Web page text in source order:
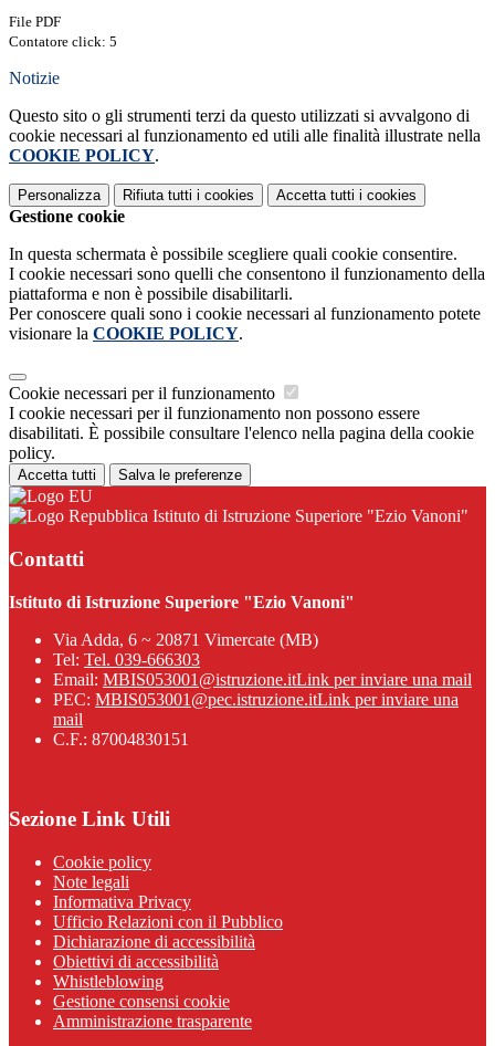
File PDF
Contatore click: 5
Notizie
Questo sito o gli strumenti terzi da questo utilizzati si avvalgono di
cookie necessari al funzionamento ed utili alle finalità illustrate nella
COOKIE POLICY.
Personalizza Rifiuta tutti i cookies Accetta tutti i cookies
Gestione cookie
In questa schermata è possibile scegliere quali cookie consentire.
I cookie necessari sono quelli che consentono il funzionamento della
piattaforma e non è possibile disabilitarli.
Per conoscere quali sono i cookie necessari al funzionamento potete
visionare la COOKIE POLICY.
Cookie necessari per il funzionamento
I cookie necessari per il funzionamento non possono essere
disabilitati. È possibile consultare l'elenco nella pagina della cookie
policy.
Accetta tutti Salva le preferenze
Istituto di Istruzione Superiore "Ezio Vanoni"
Contatti
Istituto di Istruzione Superiore "Ezio Vanoni"
Via Adda, 6 ~ 20871 Vimercate (MB)
Tel: Tel. 039-666303
Email: MBIS053001@istruzione.itLink per inviare una mail
PEC: MBIS053001@pec.istruzione.itLink per inviare una
mail
C.F.: 87004830151
Sezione Link Utili
Cookie policy
Note legali
Informativa Privacy
Ufficio Relazioni con il Pubblico
Dichiarazione di accessibilità
Obiettivi di accessibilità
Whistleblowing
Gestione consensi cookie
Amministrazione trasparente